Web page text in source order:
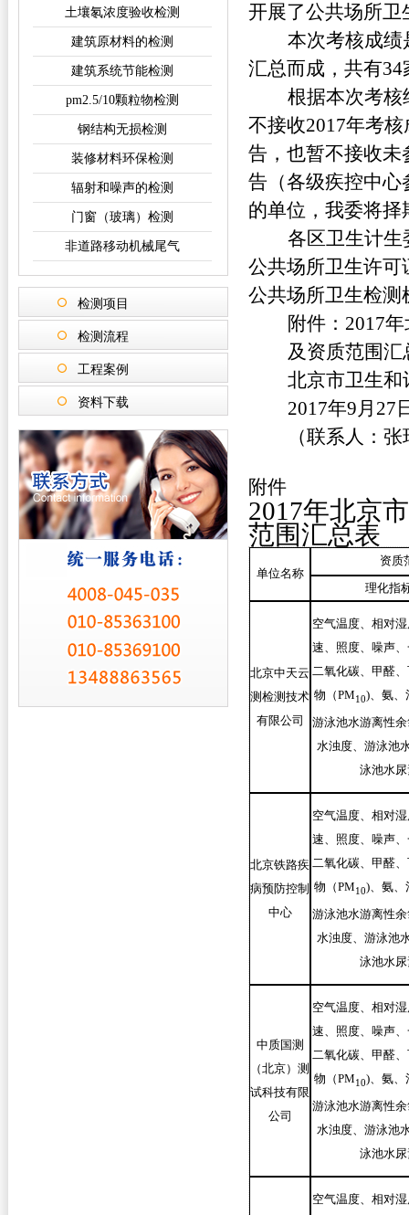
土壤氡浓度验收检测
建筑原材料的检测
建筑系统节能检测
pm2.5/10颗粒物检测
钢结构无损检测
装修材料环保检测
辐射和噪声的检测
门窗（玻璃）检测
非道路移动机械尾气
检测项目
检测流程
工程案例
资料下载
开展了公共场所卫
本次考核成绩
汇总而成，共有
根据本次考核
不接收2017年考
告，也暂不接收未
告（各级疾控中心
的单位，我委将
各区卫生计生
公共场所卫生许可
公共场所卫生检测
附件：2017
及资质范围汇
北京市卫生和
2017年9月27
（联系人：
附件
2017年北京
范围汇总表
单位名称
资质
理化指
北京中天云
测检测技术
有限公司
空气温度、相对
速、照度、噪声
二氧化碳、甲醛
物（PM10)、氨、
游泳池水游离性
水浊度、游泳池
泳池水尿
北京铁路疾
病预防控制
中心
空气温度、相对
速、照度、噪声
二氧化碳、甲醛
物（PM10)、氨、
游泳池水游离性
水浊度、游泳池
泳池水尿
中质国测
（北京）测
试科技有限
公司
空气温度、相对
速、照度、噪声
二氧化碳、甲醛
物（PM10)、氨、
游泳池水游离性
水浊度、游泳池
泳池水尿
空气温度、相对